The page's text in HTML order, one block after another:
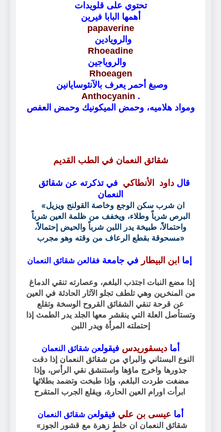
تحتوي على قلويدات
papaverine
والرويادين
Rhoeadine
Rhoeagen
وصبغ أحمر يعرف بالآنثوسايانين
Anthocyanin .
ومواد هلاميه، وحمض الميكونيك وحمض العفص
شقائق النعمان في الطب القديم
قال داود الأنطاكي في تذكرته عن شقائق
النعمان
«ان شرب سكن الوجع وخاصة القولنج ويزيل
البرص شرباً وطلاء، ويخفف من ظلمة العين شرباً
واحتمالاً، طبيخة يدر اللبن شرباً والحيض إحتمالاً،
مسحوقة بقطع الرعاف من وقته وهو مجرب»
إما ابن البيطار في جامعةفقالعن شقائق النعمان
من المنخرين وهي تلطف تجلو الآثار الحادثة في العين
عن قرحة تنقي الشقائق القروح الوسخة وتقلع
وتستأصل العلة التي ينقشر معها الجلد يدر الطمث إذا
إحتملته المرأة ويدر اللبن
أما ديسقوريدس فيقولعن شقائق النعمان
جذورها واخرج ماؤها واستنشق نقي الرأس، وإذا
مضغت طردت البلغم، وإذا طبخت وتضمد بطلائها
ابرأت اورام العين الحارة، ويقلع الجرب المتقرح
أما عيسى بن علي فيقولعن شقائق النعمان
«شقائق النعمان ان خلط زهرة مع قشور الجوز